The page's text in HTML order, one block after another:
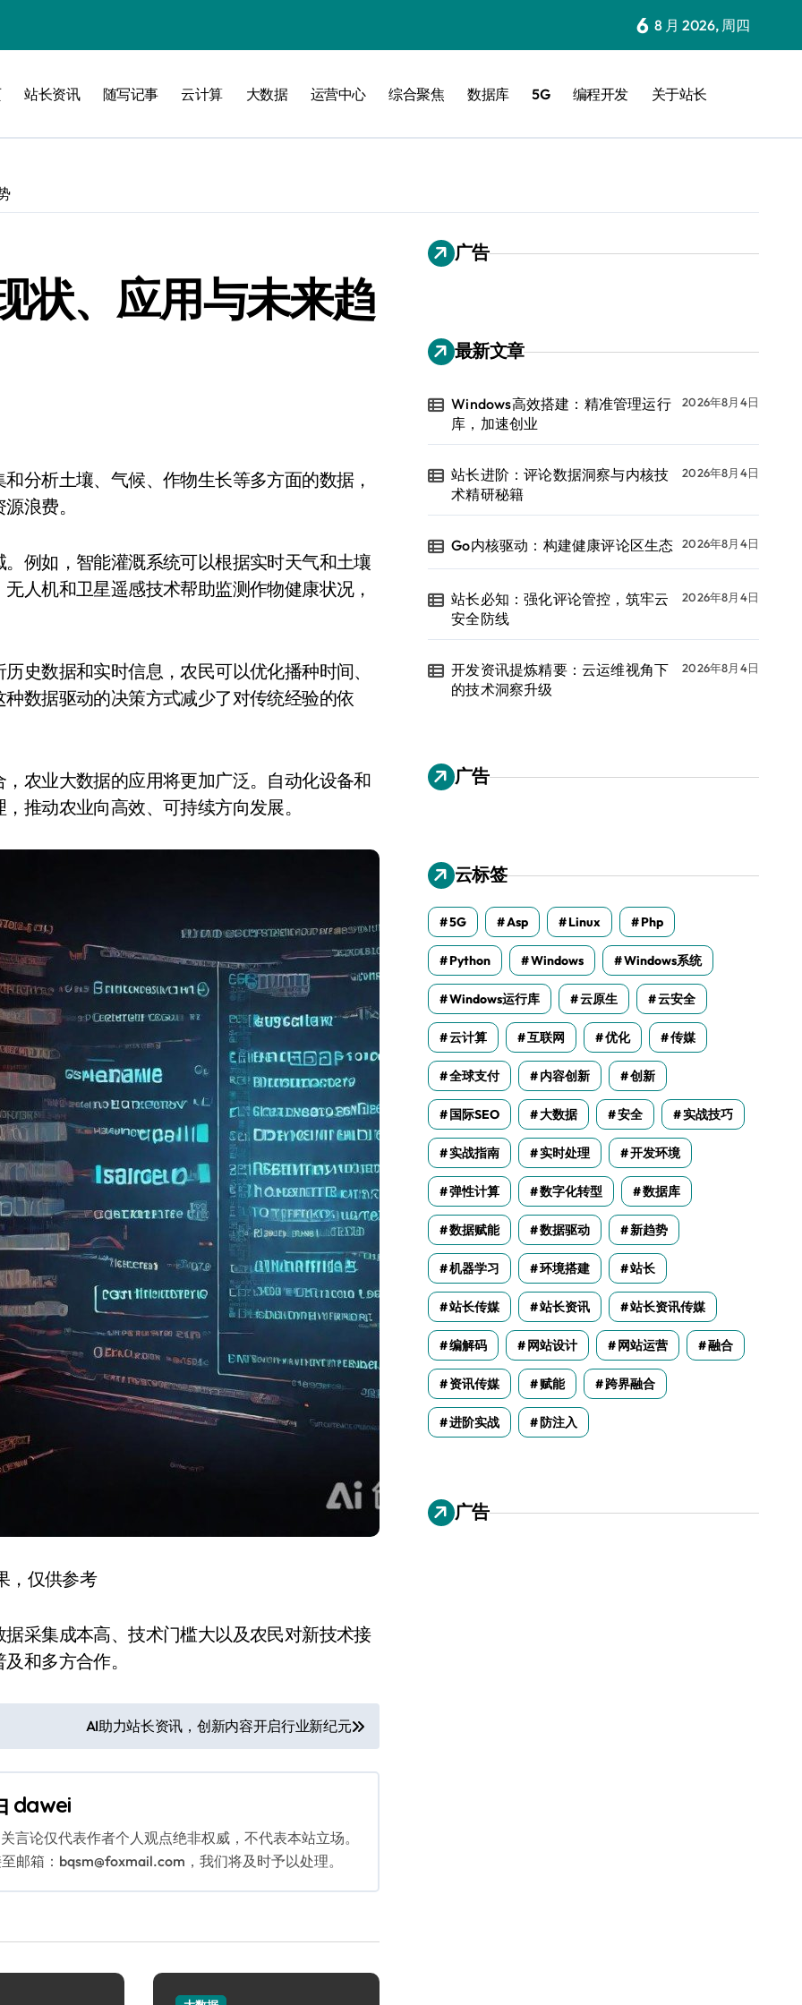
察升级
创业
6 8 月 2026, 周四
站长资讯 随写记事 云计算 大数据 运营中心 综合聚焦 数据库 5G 编程开发 关于站长
状、应用与未来趋
浪费。
例如，智能灌溉系统可以根据实时天气和土壤
人机和卫星遥感技术帮助监测作物健康状况，
史数据和实时信息，农民可以优化播种时间、
数据驱动的决策方式减少了对传统经验的依
农业大数据的应用将更加广泛。自动化设备和
推动农业向高效、可持续方向发展。
，仅供参考
采集成本高、技术门槛大以及农民对新技术接
和多方合作。
AI助力站长资讯，创新内容开启行业新纪元
dawei
言论仅代表作者个人观点绝非权威，不代表本站立场。
邮箱：bqsm@foxmail.com，我们将及时予以处理。
广告
最新文章
Windows高效搭建：精准管理运行
库，加速创业
2026年8月4日
站长进阶：评论数据洞察与内核技
术精研秘籍
2026年8月4日
Go内核驱动：构建健康评论区生态 2026年8月4日
站长必知：强化评论管控，筑牢云
安全防线
2026年8月4日
开发资讯提炼精要：云运维视角下
的技术洞察升级
2026年8月4日
广告
云标签
5G Asp Linux Php
Python Windows Windows系统
Windows运行库 云原生 云安全
云计算 互联网 优化 传媒
全球支付 内容创新 创新
国际SEO 大数据 安全 实战技巧
实战指南 实时处理 开发环境
弹性计算 数字化转型 数据库
数据赋能 数据驱动 新趋势
机器学习 环境搭建 站长
站长传媒 站长资讯 站长资讯传媒
编解码 网站设计 网站运营 融合
资讯传媒 赋能 跨界融合
进阶实战 防注入
广告